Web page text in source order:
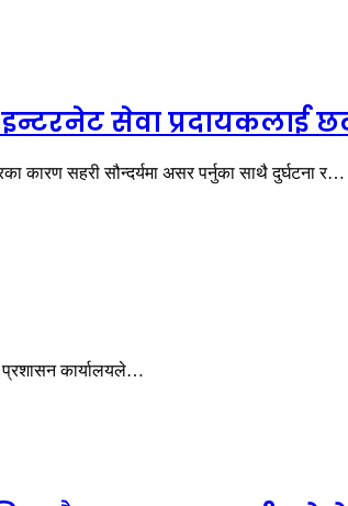
सेवा प्रदायकलाई
कारण सहरी सौन्दर्यमा असर पर्नुका साथै दुर्घटना र…
प्रशासन कार्यालयले…